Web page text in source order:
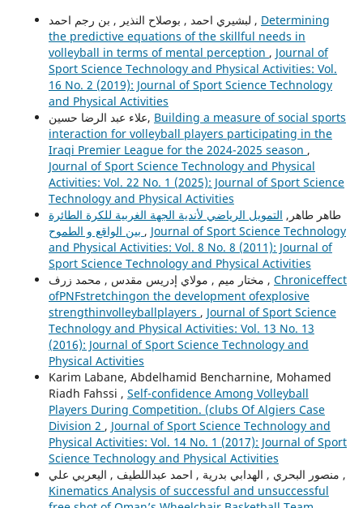
لبشيري احمد , بوصلاح النذير , بن رجم احمد , Determining
the predictive equations of the skillful needs in
volleyball in terms of mental perception , Journal of
Sport Science Technology and Physical Activities: Vol.
16 No. 2 (2019): Journal of Sport Science Technology
and Physical Activities
علاء عبد الرضا حسين, Building a measure of social sports
interaction for volleyball players participating in the
Iraqi Premier League for the 2024-2025 season ,
Journal of Sport Science Technology and Physical
Activities: Vol. 22 No. 1 (2025): Journal of Sport Science
Technology and Physical Activities
طاهر طاهر, التمويل الرياضي لأندية الجهة الغربية للكرة الطائرة
, Journal of Sport Science Technology
and Physical Activities: Vol. 8 No. 8 (2011): Journal of
Sport Science Technology and Physical Activities
مختار ميم , مولاي إدريس مقدس , محمد زرف , Chroniceffect
ofPNFstretchingon the development ofexplosive
strengthinvolleyballplayers , Journal of Sport Science
Technology and Physical Activities: Vol. 13 No. 13
(2016): Journal of Sport Science Technology and
Physical Activities
Karim Labane, Abdelhamid Bencharnine, Mohamed
Riadh Fahssi , Self-confidence Among Volleyball
Players During Competition. (clubs Of Algiers Case
Division 2 , Journal of Sport Science Technology and
Physical Activities: Vol. 14 No. 1 (2017): Journal of Sport
Science Technology and Physical Activities
منصور البحري , الهدابي بدرية , احمد عبداللطيف , اليعربي علي ,
Kinematics Analysis of successful and unsuccessful